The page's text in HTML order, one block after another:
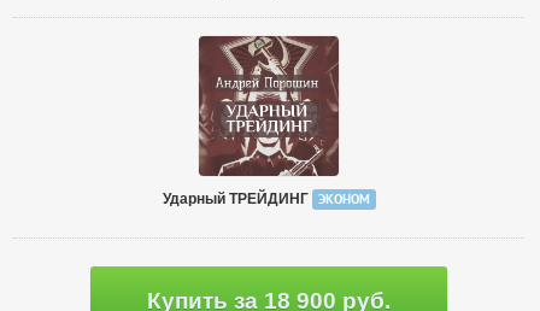
Ударный ТРЕЙДИНГ ЭКОНОМ
Купить за 18 900 руб.